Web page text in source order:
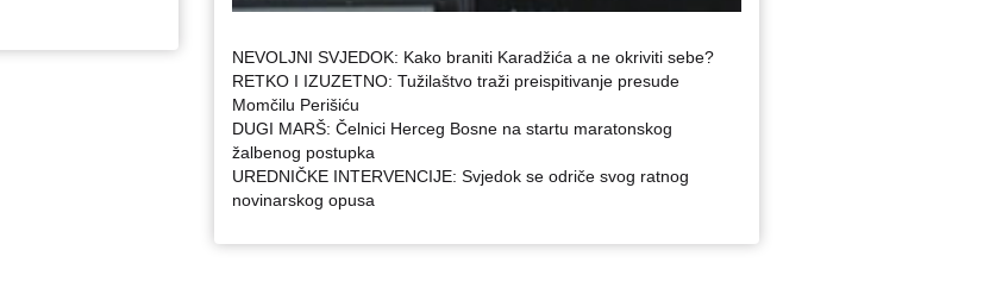
NEVOLJNI SVJEDOK: Kako braniti Karadžića a ne okriviti sebe?
RETKO I IZUZETNO: Tužilaštvo traži preispitivanje presude
Momčilu Perišiću
DUGI MARŠ: Čelnici Herceg Bosne na startu maratonskog
žalbenog postupka
UREDNIČKE INTERVENCIJE: Svjedok se odriče svog ratnog
novinarskog opusa